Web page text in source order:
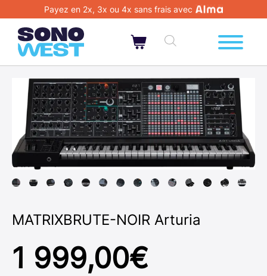
Payez en 2x, 3x ou 4x sans frais avec
MATRIXBRUTE-NOIR Arturia
1 999,00€